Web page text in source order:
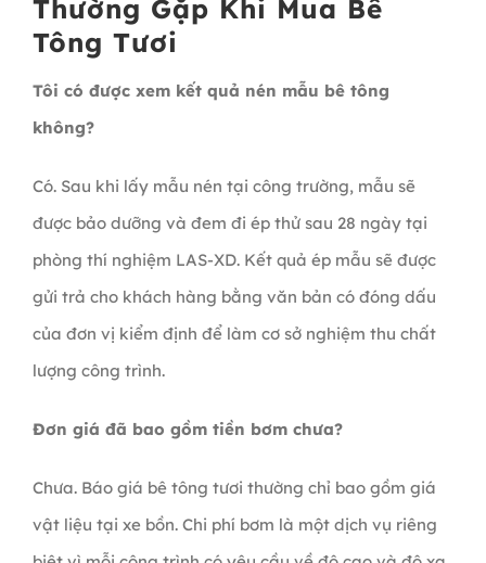
Thường Gặp Khi Mua Bê
Tông Tươi
Tôi có được xem kết quả nén mẫu bê tông
không?
Có. Sau khi lấy mẫu nén tại công trường, mẫu sẽ
được bảo dưỡng và đem đi ép thử sau 28 ngày tại
phòng thí nghiệm LAS-XD. Kết quả ép mẫu sẽ được
gửi trả cho khách hàng bằng văn bản có đóng dấu
của đơn vị kiểm định để làm cơ sở nghiệm thu chất
lượng công trình.
Đơn giá đã bao gồm tiền bơm chưa?
Chưa. Báo giá bê tông tươi thường chỉ bao gồm giá
vật liệu tại xe bồn. Chi phí bơm là một dịch vụ riêng